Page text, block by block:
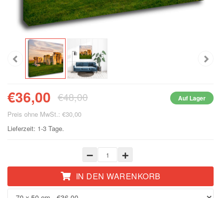
€36,00 €48,00 Auf Lager
Preis ohne MwSt.: €30,00
Lieferzeit: 1-3 Tage.
IN DEN WARENKORB